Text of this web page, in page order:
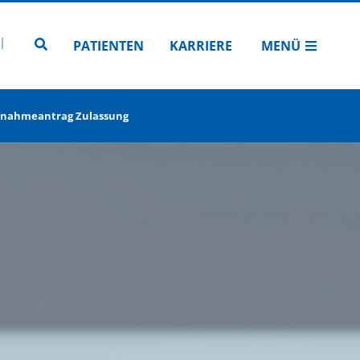
Zur Seitensuche
PATIENTEN KARRIERE MENÜ
Zulassung